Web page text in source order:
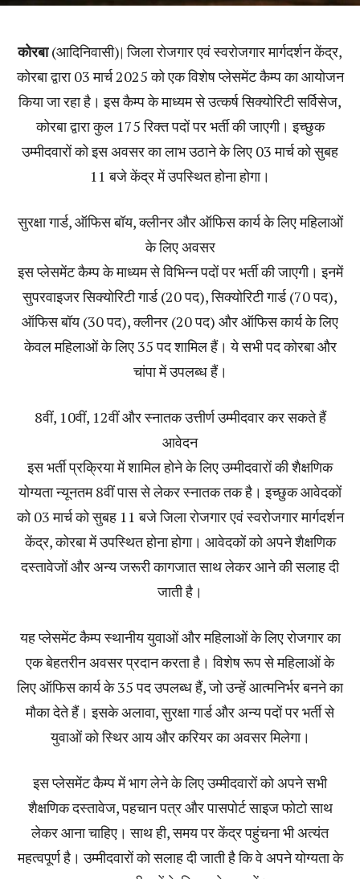
कोरबा(आदिनिवासी)| जिला रोजगार एवं स्वरोजगार मार्गदर्शन केंद्र,
कोरबा द्वारा 03 मार्च 2025 को एक विशेष प्लेसमेंट कैम्प का आयोजन
किया जा रहा है। इस कैम्प के माध्यम से उत्कर्ष सिक्योरिटी सर्विसेज,
कोरबा द्वारा कुल 175 रिक्त पदों पर भर्ती की जाएगी। इच्छुक
उम्मीदवारों को इस अवसर का लाभ उठाने के लिए 03 मार्च को सुबह
11 बजे केंद्र में उपस्थित होना होगा।
सुरक्षा गार्ड, ऑफिस बॉय, क्लीनर और ऑफिस कार्य के लिए महिलाओं
के लिए अवसर
इस प्लेसमेंट कैम्प के माध्यम से विभिन्न पदों पर भर्ती की जाएगी। इनमें
सुपरवाइजर सिक्योरिटी गार्ड (20 पद), सिक्योरिटी गार्ड (70 पद),
ऑफिस बॉय (30 पद), क्लीनर (20 पद) और ऑफिस कार्य के लिए
केवल महिलाओं के लिए 35 पद शामिल हैं। ये सभी पद कोरबा और
चांपा में उपलब्ध हैं।
8वीं, 10वीं, 12वीं और स्नातक उत्तीर्ण उम्मीदवार कर सकते हैं
आवेदन
इस भर्ती प्रक्रिया में शामिल होने के लिए उम्मीदवारों की शैक्षणिक
योग्यता न्यूनतम 8वीं पास से लेकर स्नातक तक है। इच्छुक आवेदकों
को 03 मार्च को सुबह 11 बजे जिला रोजगार एवं स्वरोजगार मार्गदर्शन
केंद्र, कोरबा में उपस्थित होना होगा। आवेदकों को अपने शैक्षणिक
दस्तावेजों और अन्य जरूरी कागजात साथ लेकर आने की सलाह दी
जाती है।
यह प्लेसमेंट कैम्प स्थानीय युवाओं और महिलाओं के लिए रोजगार का
एक बेहतरीन अवसर प्रदान करता है। विशेष रूप से महिलाओं के
लिए ऑफिस कार्य के 35 पद उपलब्ध हैं, जो उन्हें आत्मनिर्भर बनने का
मौका देते हैं। इसके अलावा, सुरक्षा गार्ड और अन्य पदों पर भर्ती से
युवाओं को स्थिर आय और करियर का अवसर मिलेगा।
इस प्लेसमेंट कैम्प में भाग लेने के लिए उम्मीदवारों को अपने सभी
शैक्षणिक दस्तावेज, पहचान पत्र और पासपोर्ट साइज फोटो साथ
लेकर आना चाहिए। साथ ही, समय पर केंद्र पहुंचना भी अत्यंत
महत्वपूर्ण है। उम्मीदवारों को सलाह दी जाती है कि वे अपने योग्यता के